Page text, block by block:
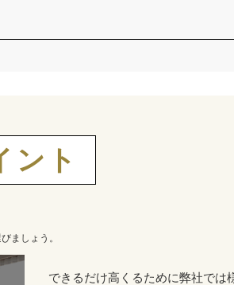
ント
ましょう。
できるだけ高くるために弊社では